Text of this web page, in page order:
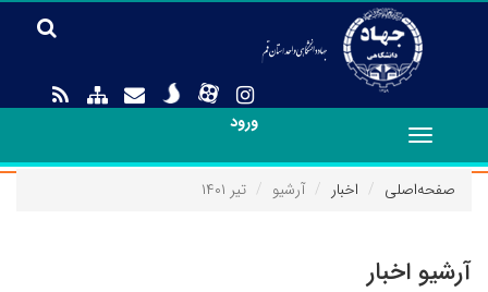
ورود
Toggle
navigation
صفحه‌اصلی
اخبار آرشیو تیر ۱۴۰۱
آرشیو اخبار